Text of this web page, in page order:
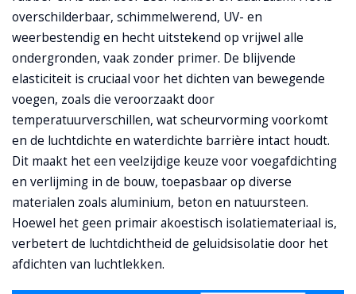
overschilderbaar, schimmelwerend, UV- en
weerbestendig en hecht uitstekend op vrijwel alle
ondergronden, vaak zonder primer. De blijvende
elasticiteit is cruciaal voor het dichten van bewegende
voegen, zoals die veroorzaakt door
temperatuurverschillen, wat scheurvorming voorkomt
en de luchtdichte en waterdichte barrière intact houdt.
Dit maakt het een veelzijdige keuze voor voegafdichting
en verlijming in de bouw, toepasbaar op diverse
materialen zoals aluminium, beton en natuursteen.
Hoewel het geen primair akoestisch isolatiemateriaal is,
verbetert de luchtdichtheid de geluidsisolatie door het
afdichten van luchtlekken.